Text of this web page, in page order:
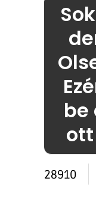
be
28910